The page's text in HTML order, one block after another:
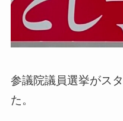
参議院議員選挙がス
た。